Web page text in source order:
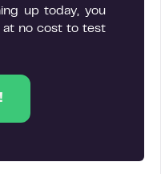
up today, you
at no cost to test